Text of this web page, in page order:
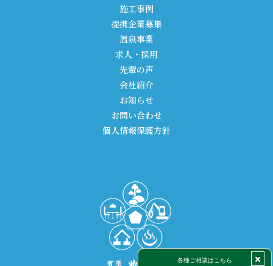
施工事例
提携企業募集
温泉事業
求人・採用
先輩の声
会社紹介
お知らせ
お問い合わせ
個人情報保護方針